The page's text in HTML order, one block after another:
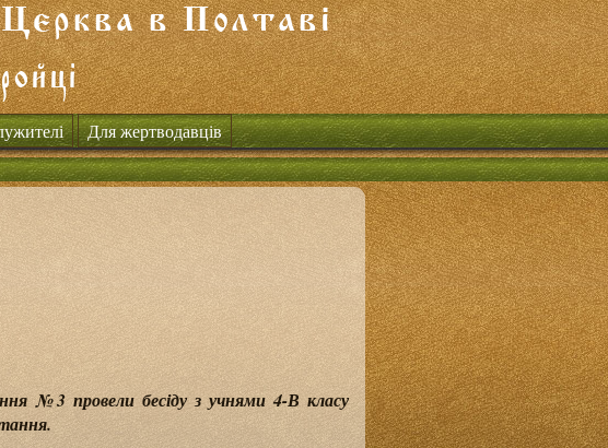
Для жертводавців
№3 провели бесіду з учнями 4-В класу